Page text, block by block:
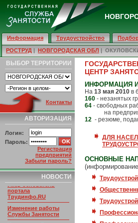
Информация Трудоустройство
РОСТРУД | НОВГОРОДСКАЯ ОБЛ |
ВЫБОР ТЕРРИТОРИИ
Контакты
АВТОРИЗАЦИЯ
Логин:
Пароль:
Регистрация
предприятий
Забыли пароль?
НОВОСТИ
НОВОСТИ ПОРТАЛА
Умер основатель
портала
Трудинфо.RU
Изменение работы
Службы Занятости
ЦЕНТР
ИНФОРМАЦИЯ
На 13 мая 2010 в
160 - незанятых
64 - свободных
на
12 - резюме,
ДЛЯ
ОСНОВНЫЕ